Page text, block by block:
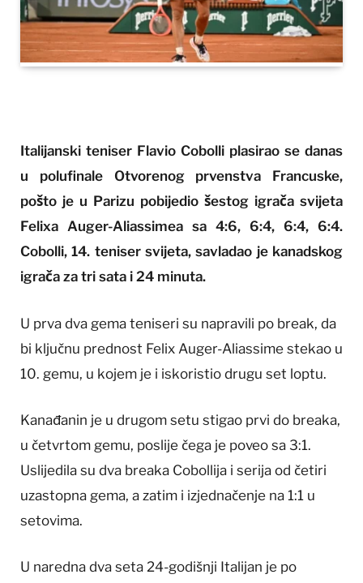
Italijanski teniser Flavio Cobolli plasirao se danas
u polufinale Otvorenog prvenstva Francuske,
pošto je u Parizu pobijedio šestog igrača svijeta
Felixa Auger-Aliassimea sa 4:6, 6:4, 6:4, 6:4.
Cobolli, 14. teniser svijeta, savladao je kanadskog
igrača za tri sata i 24 minuta.
U prva dva gema teniseri su napravili po break, da
bi ključnu prednost Felix Auger-Aliassime stekao u
10. gemu, u kojem je i iskoristio drugu set loptu.
Kanađanin je u drugom setu stigao prvi do breaka,
u četvrtom gemu, poslije čega je poveo sa 3:1.
Uslijedila su dva breaka Cobollija i serija od četiri
uzastopna gema, a zatim i izjednačenje na 1:1 u
setovima.
U naredna dva seta 24-godišnji Italijan je po